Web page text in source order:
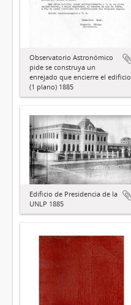
Observatorio Astronómico
pide se construya un
enrejado que encierre el edificio
(1 plano) 1885
Edificio de Presidencia de la
UNLP 1885